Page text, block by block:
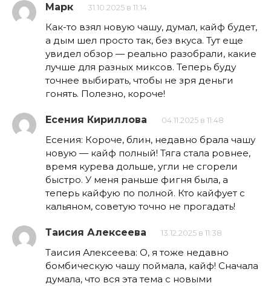
Марк 31.10.2025 в 11:14
Как-то взял новую чашу, думал, кайф будет,
а дым шел просто так, без вкуса. Тут еще
увидел обзор — реально разобрали, какие
лучше для разных миксов. Теперь буду
точнее выбирать, чтобы не зря деньги
гонять. Полезно, короче!
Есения Кириллова 04.11.2025 в 11:48
Есения: Короче, блин, недавно брала чашу
новую — кайф полный! Тяга стала ровнее,
время курева дольше, угли не сгорели
быстро. У меня раньше фигня была, а
теперь кайфую по полной. Кто кайфует с
кальяном, советую точно не прогадать!
Таисия Алексеева 13.12.2025 в 11:38
Таисия Алексеева: О, я тоже недавно
бомбическую чашу поймала, кайф! Сначала
думала, что вся эта тема с новыми